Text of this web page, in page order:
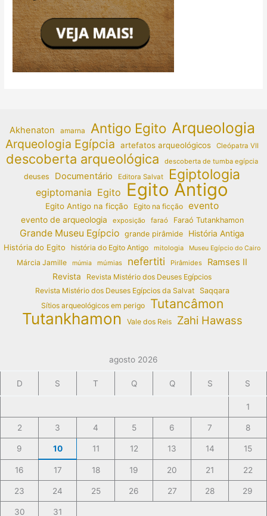
Akhenaton amarna Antigo Egito Arqueologia
Arqueologia Egípcia artefatos arqueológicos Cleópatra VII
descoberta arqueológica descoberta de tumba egípcia
deuses Documentário Editora Salvat Egiptologia
egiptomania Egito Egito Antigo
Egito Antigo na ficção Egito na ficção evento
evento de arqueologia exposição faraó Faraó Tutankhamon
Grande Museu Egípcio grande pirâmide
História Antiga
História do Egito
história do Egito Antigo mitologia Museu Egípcio do Cairo
Márcia Jamille múmia múmias nefertiti Pirâmides Ramses II
Revista
Revista Mistério dos Deuses Egípcios
Revista Mistério dos Deuses Egípcios da Salvat
Saqqara
Sítios arqueológicos em perigo
Tutancâmon
Tutankhamon Vale dos Reis Zahi Hawass
agosto 2026
D S T Q Q S S
1
2 3 4 5 6 7 8
9 10 11 12 13 14 15
16 17 18 19 20 21 22
23 24 25 26 27 28 29
30 31